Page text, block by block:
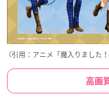
（引用：アニメ「魔入りました
高画